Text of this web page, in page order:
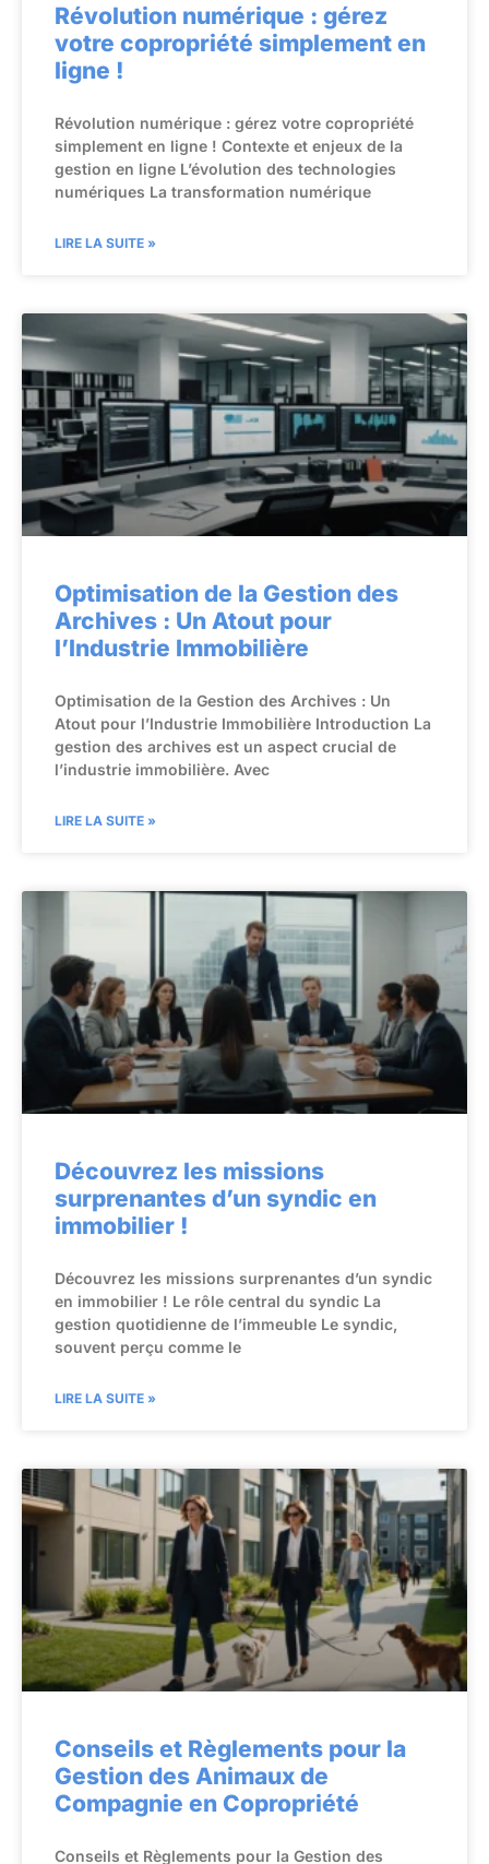
Révolution numérique : gérez
votre copropriété simplement en
ligne !
Révolution numérique : gérez votre copropriété
simplement en ligne ! Contexte et enjeux de la
gestion en ligne L’évolution des technologies
numériques La transformation numérique
LIRE LA SUITE »
Optimisation de la Gestion des
Archives : Un Atout pour
l’Industrie Immobilière
Optimisation de la Gestion des Archives : Un
Atout pour l’Industrie Immobilière Introduction La
gestion des archives est un aspect crucial de
l’industrie immobilière. Avec
LIRE LA SUITE »
Découvrez les missions
surprenantes d’un syndic en
immobilier !
Découvrez les missions surprenantes d’un syndic
en immobilier ! Le rôle central du syndic La
gestion quotidienne de l’immeuble Le syndic,
souvent perçu comme le
LIRE LA SUITE »
Conseils et Règlements pour la
Gestion des Animaux de
Compagnie en Copropriété
Conseils et Règlements pour la Gestion des